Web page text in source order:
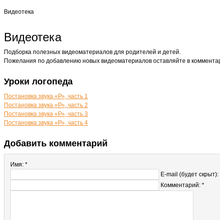
Видеотека
Видеотека
Подборка полезных видеоматериалов для родителей и детей.
Пожелания по добавлению новых видеоматериалов оставляйте в
Уроки логопеда
Постановка звука «Р», часть 1
Постановка звука «Р», часть 2
Постановка звука «Р», часть 3
Постановка звука «Р», часть 4
Добавить комментарий
Имя: *
E-mail (будет скрыт):
Комментарий: *